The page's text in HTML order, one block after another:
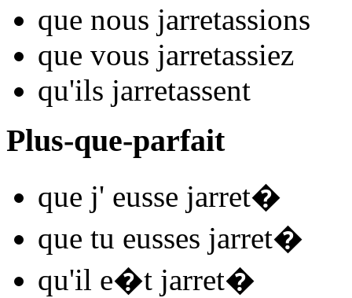
que nous jarretassions
que vous jarretassiez
qu'ils jarretassent
Plus-que-parfait
que j' eusse jarret�
que tu eusses jarret�
qu'il e�t jarret�